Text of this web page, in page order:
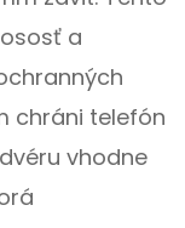
a
chráni telefón
vhodne